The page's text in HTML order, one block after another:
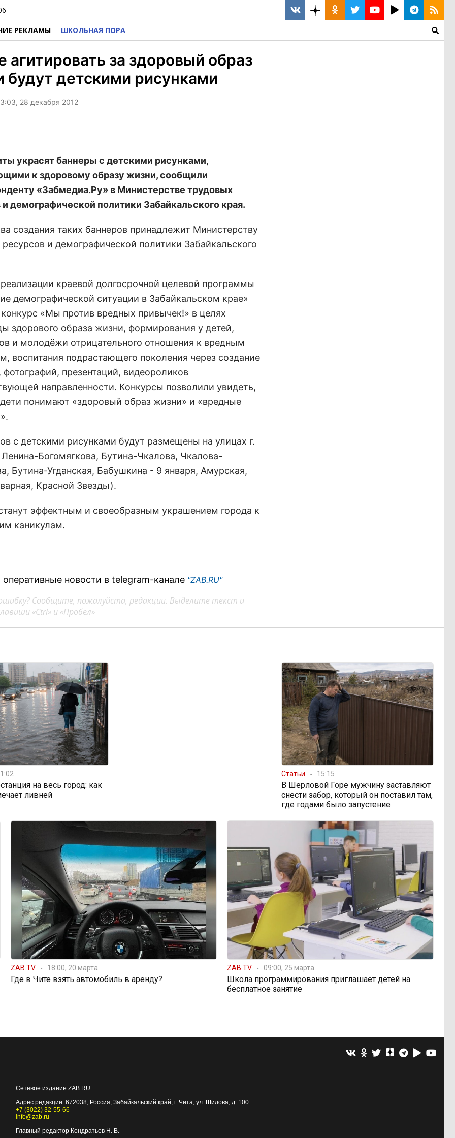
РЕКЛАМЫ ШКОЛЬНАЯ ПОРА
агитировать за здоровый образ
будут детскими рисунками
28 декабря 2012
украсят баннеры с детскими рисунками,
к здоровому образу жизни, сообщили
«Забмедиа.Ру» в Министерстве трудовых
и демографической политики Забайкальского края.
создания таких баннеров принадлежит Министерству
и демографической политики Забайкальского
краевой долгосрочной целевой программы
демографической ситуации в Забайкальском крае»
«Мы против вредных привычек!» в целях
здорового образа жизни, формирования у детей,
и молодёжи отрицательного отношения к вредным
воспитания подрастающего поколения через создание
фотографий, презентаций, видеороликов
направленности. Конкурсы позволили увидеть,
понимают «здоровый образ жизни» и «вредные
с детскими рисунками будут размещены на улицах г.
Богомягкова, Бутина-Чкалова, Чкалова-
Бутина-Угданская, Бабушкина - 9 января, Амурская,
Красной Звезды).
эффектным и своеобразным украшением города к
каникулам.
новости в telegram-канале "ZAB.RU"
Сообщите, пожалуйста, редакции. Выделите текст и
«Ctrl» и «Пробел»
на весь город: как
ливней
Статьи 15:15
В Шерловой Горе мужчину заставляют
снести забор, который он поставил там,
где годами было запустение
ZAB.TV 18:00, 20 марта
Где в Чите взять автомобиль в аренду?
ZAB.TV 09:00, 25 марта
Школа программирования приглашает детей на
бесплатное занятие
Сетевое издание ZAB.RU
Адрес редакции: 672038, Россия, Забайкальский край, г. Чита, ул. Шилова, д. 100
+7 (3022) 32-55-66
info@zab.ru
Главный редактор Кондратьев Н. В.